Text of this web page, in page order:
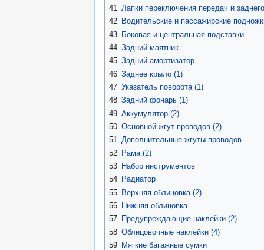
41
Лапки переключения передач и
42 Водительские и пассажирские
43 Боковая и центральная подставки
44 Задний маятник
45 Задний амортизатор
46 Заднее крыло (1)
47 Указатель поворота (1)
48 Задний фонарь (1)
49 Аккумулятор (2)
50 Основной жгут проводов (2)
51 Дополнительные жгуты проводов
52 Рама (2)
53 Набор инструментов
54 Радиатор
55 Верхняя облицовка (2)
56 Нижняя облицовка
57 Предупреждающие наклейки (2)
58 Облицовочные наклейки (4)
59 Мягкие багажные сумки